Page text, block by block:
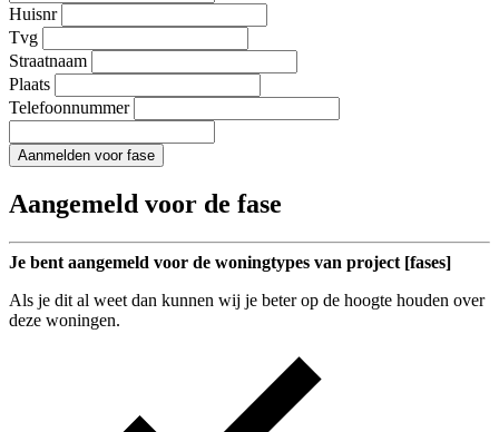
Huisnr
Tvg
Straatnaam
Plaats
Telefoonnummer
Aanmelden voor fase
Aangemeld voor de fase
Je bent aangemeld voor de woningtypes van project [fases]
Als je dit al weet dan kunnen wij je beter op de hoogte houden over
deze woningen.